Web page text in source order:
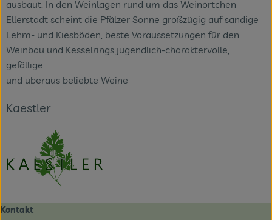
ausbaut. In den Weinlagen rund um das Weinörtchen
Ellerstadt scheint die Pfälzer Sonne großzügig auf sandige
Lehm- und Kiesböden, beste Voraussetzungen für den
Weinbau und Kesselrings jugendlich-charaktervolle,
gefällige
und überaus beliebte Weine
Kaestler
Kontakt